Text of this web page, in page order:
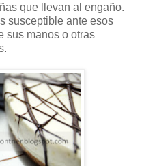
que llevan al engaño.
susceptible ante esos
sus manos o otras